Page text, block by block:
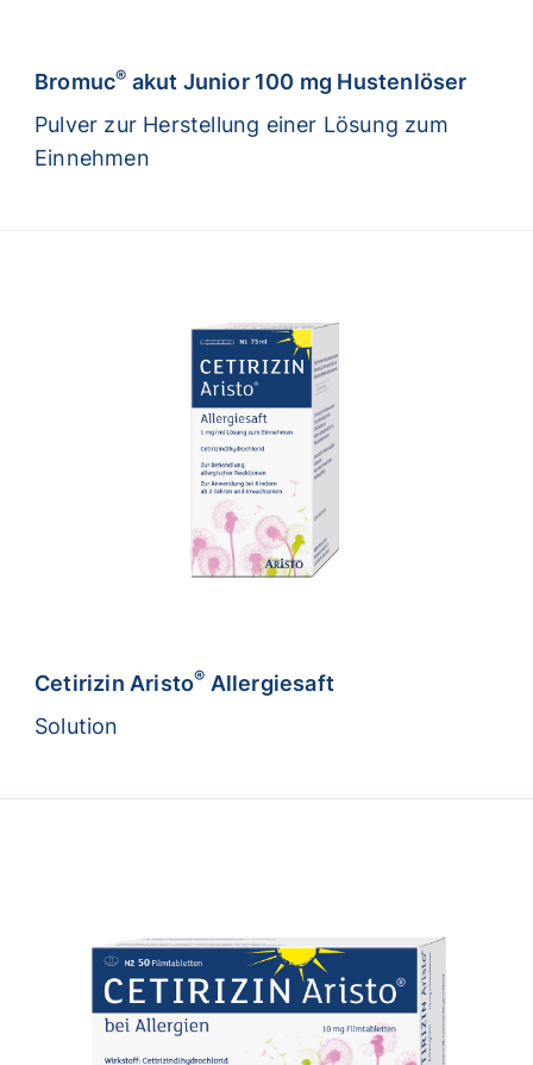
Bromuc® akut Junior 100 mg Hustenlöser
Pulver zur Herstellung einer Lösung zum
Einnehmen
Cetirizin Aristo® Allergiesaft
Solution